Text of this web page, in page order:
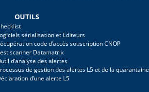
OUTILS
sérialisation et Editeurs
code d’accès souscription CNOP
scanner Datamatrix
d’analyse des alertes
de gestion des alertes L5 et de la quarantaine
d’une alerte L5